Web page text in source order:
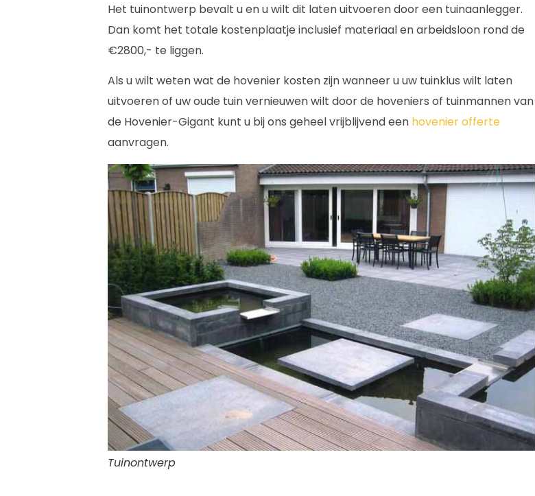
Het tuinontwerp bevalt u en u wilt dit laten uitvoeren door een tuinaanlegger.
Dan komt het totale kostenplaatje inclusief materiaal en arbeidsloon rond de
€2800,- te liggen.
Als u wilt weten wat de hovenier kosten zijn wanneer u uw tuinklus wilt laten
uitvoeren of uw oude tuin vernieuwen wilt door de hoveniers of tuinmannen van
de Hovenier-Gigant kunt u bij ons geheel vrijblijvend een hovenier offerte
aanvragen.
Tuinontwerp